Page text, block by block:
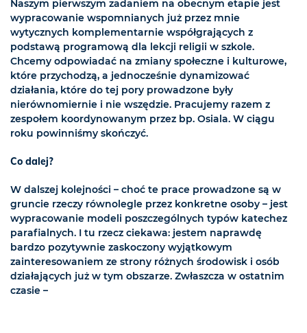
Naszym pierwszym zadaniem na obecnym etapie jest
wypracowanie wspomnianych już przez mnie
wytycznych komplementarnie współgrających z
podstawą programową dla lekcji religii w szkole.
Chcemy odpowiadać na zmiany społeczne i kulturowe,
które przychodzą, a jednocześnie dynamizować
działania, które do tej pory prowadzone były
nierównomiernie i nie wszędzie. Pracujemy razem z
zespołem koordynowanym przez bp. Osiala. W ciągu
roku powinniśmy skończyć.
Co dalej?
W dalszej kolejności – choć te prace prowadzone są w
gruncie rzeczy równolegle przez konkretne osoby – jest
wypracowanie modeli poszczególnych typów katechez
parafialnych. I tu rzecz ciekawa: jestem naprawdę
bardzo pozytywnie zaskoczony wyjątkowym
zainteresowaniem ze strony różnych środowisk i osób
działających już w tym obszarze. Zwłaszcza w ostatnim
czasie –